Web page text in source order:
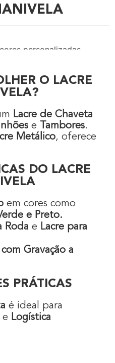
O LACRE
Lacre de Chaveta
e Tambores.
Metálico, oferece
DO LACRE
em cores como
e Preto.
Roda e Lacre para
Gravação a
PRÁTICAS
é ideal para
e Logística